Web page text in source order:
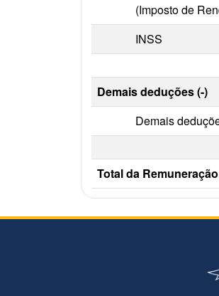
(Imposto de
INSS
Demais deduções (-)
Demais
Total da